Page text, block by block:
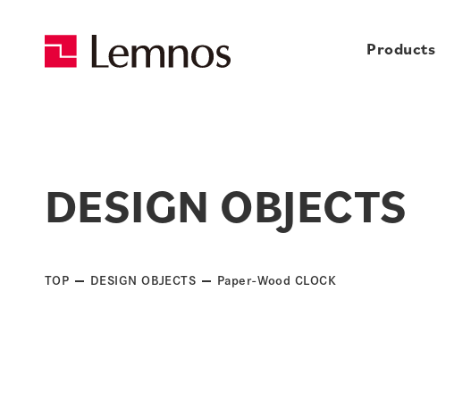
Products
DESIGN OBJECTS
TOP DESIGN OBJECTS Paper-Wood CLOCK